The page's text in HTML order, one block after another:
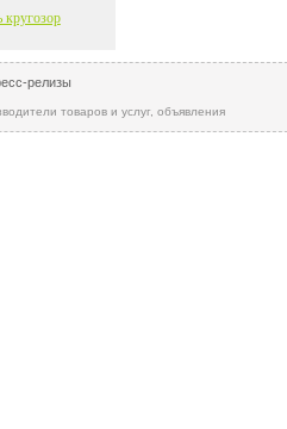
кругозор
релизы
товаров и услуг, объявления